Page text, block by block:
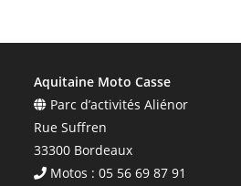
Aquitaine Moto Casse
Parc d’activités Aliénor
Rue Suffren
33300 Bordeaux
Motos : 05 56 69 87 91